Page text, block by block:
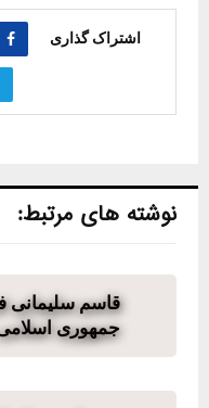
اشتراک گذاری
نوشته های مرتبط:
قاسم سلیمانی
جمهوری